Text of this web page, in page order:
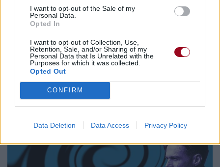
I want to opt-out of the Sale of my
Personal Data.
Opted In
I want to opt-out of Collection, Use,
Retention, Sale, and/or Sharing of my
Personal Data that Is Unrelated with the
Purposes for which it was collected.
Opted Out
CONFIRM
Data Deletion Data Access Privacy Policy
meilleur prix sur
Biographie
Albums & Chansons
Téléchargements
Photos
Corrections & commentaires